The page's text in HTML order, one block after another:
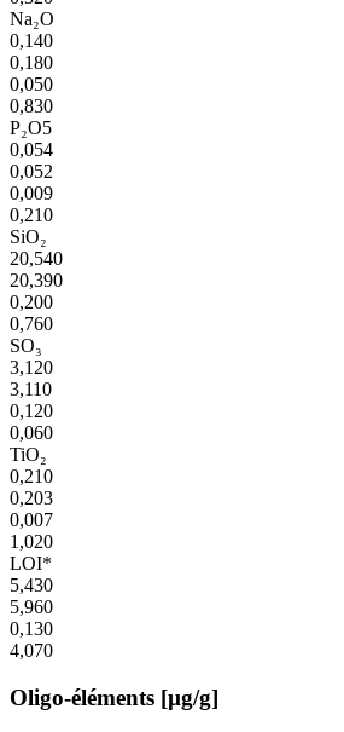
Na₂O
0,140
0,180
0,050
0,830
P₂O5
0,054
0,052
0,009
0,210
SiO₂
20,540
20,390
0,200
0,760
SO₃
3,120
3,110
0,120
0,060
TiO₂
0,210
0,203
0,007
1,020
LOI*
5,430
5,960
0,130
4,070
Oligo-éléments [µg/g]